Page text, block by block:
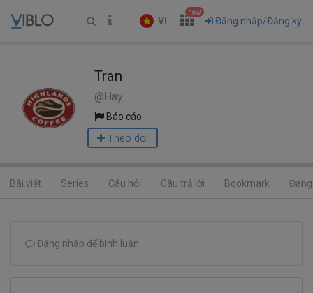
VI
new
Đăng nhập/Đăng ký
Tran
@Hay
Báo cáo
Theo dõi
Bài viết Series Câu hỏi Câu trả lời Bookmark
Đăng nhập để bình luận